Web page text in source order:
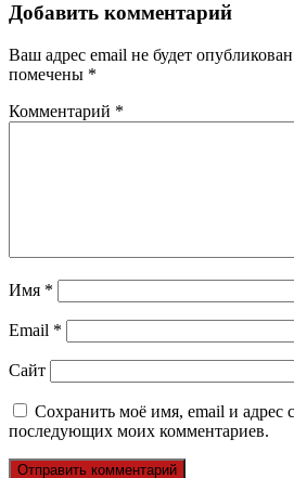
Добавить комментарий
Ваш адрес email не будет
помечены *
Комментарий *
Имя *
Email *
Сайт
Сохранить моё имя, email и адрес
последующих моих комментариев.